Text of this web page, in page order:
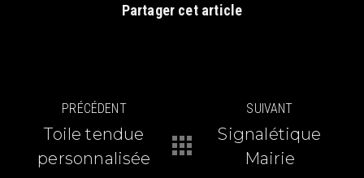
Partager cet article
Navigation
article
PRÉCÉDENT
Article
précédent
Toile tendue
personnalisée
SUIVANT
Article
suivant
Signalétique
Mairie